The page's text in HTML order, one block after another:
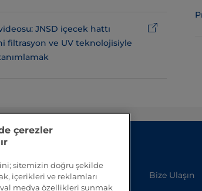
JNSD içecek hattı
filtrasyon ve UV teknolojisiyle
Bize Ulaşın
çerezler
sitemizin doğru şekilde
içerikleri ve reklamları
medya özellikleri sunmak